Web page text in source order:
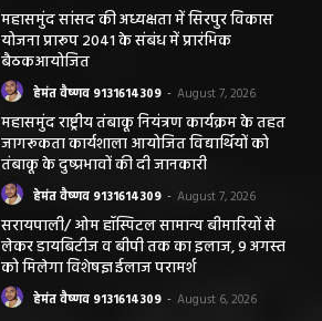
महासमुंद सांसद की अध्यक्षता में सिरपुर विकास
योजना प्रारूप 2041 के संबंध में प्रारंभिक
बैठकआयोजित
हेमंत वैष्णव 9131614309 - August 7, 2026
महासमुंद राष्ट्रीय तंबाकू नियंत्रण कार्यक्रम के तहत
जागरूकता कार्यशाला आयोजित विद्यार्थियों को
तंबाकू के दुष्प्रभावों की दी जानकारी
हेमंत वैष्णव 9131614309 - August 7, 2026
सरायपाली/ ओम हॉस्पिटल सामान्य बीमारियों से
लेकर डायबिटीज व बीपी तक का इलाज, 9 अगस्त
को मिलेगा विशेषज्ञ ईलाज परामर्श
हेमंत वैष्णव 9131614309 - August 6, 2026